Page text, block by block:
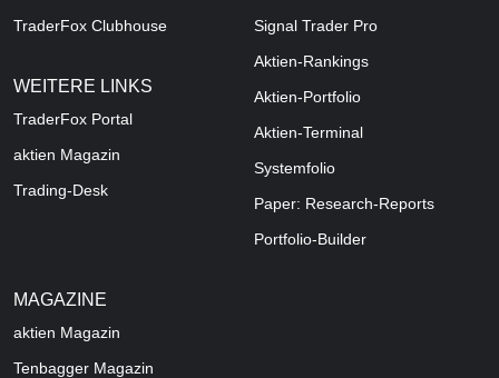
TraderFox Clubhouse
WEITERE LINKS
TraderFox Portal
aktien Magazin
Trading-Desk
Signal Trader Pro
Aktien-Rankings
Aktien-Portfolio
Aktien-Terminal
Systemfolio
Paper: Research-Reports
Portfolio-Builder
MAGAZINE
aktien Magazin
Tenbagger Magazin